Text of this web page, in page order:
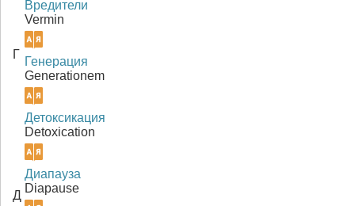
Вредители
Vermin
Г
Генерация
Generationem
Д
Детоксикация
Detoxication
Диапауза
Diapause